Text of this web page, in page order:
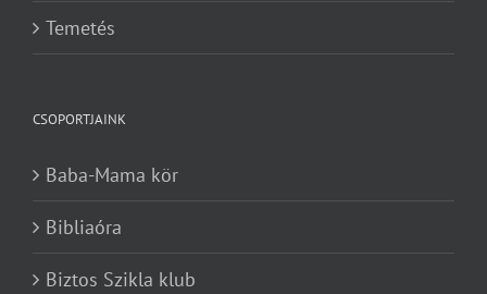
Temetés
CSOPORTJAINK
Baba-Mama kör
Bibliaóra
Biztos Szikla klub